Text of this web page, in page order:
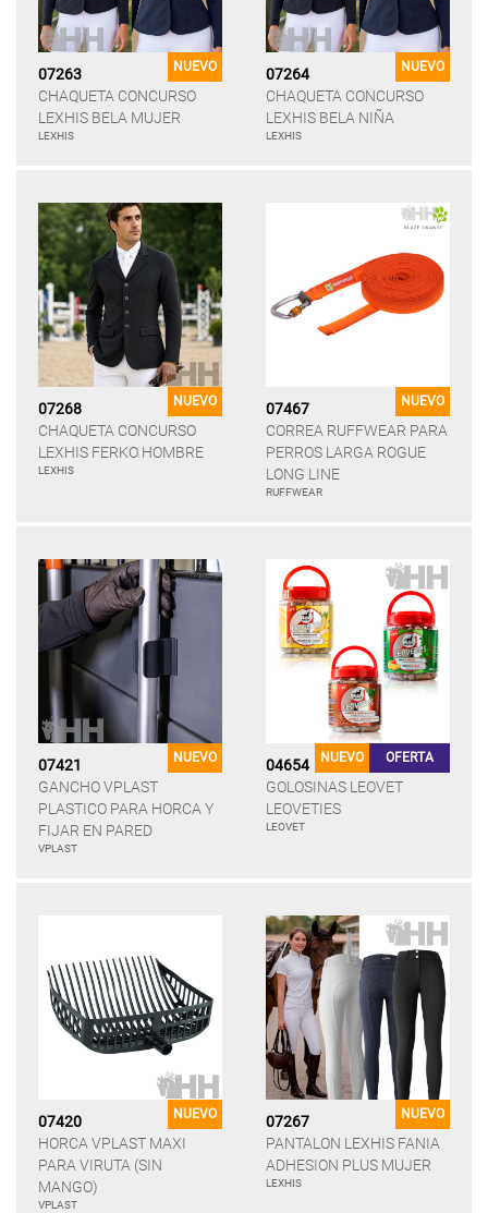
07263 NUEVO
CHAQUETA CONCURSO
LEXHIS BELA MUJER
LEXHIS
07264 NUEVO
CHAQUETA CONCURSO
LEXHIS BELA NIÑA
LEXHIS
07268 NUEVO
CHAQUETA CONCURSO
LEXHIS FERKO HOMBRE
LEXHIS
07467 NUEVO
CORREA RUFFWEAR PARA
PERROS LARGA ROGUE
LONG LINE
RUFFWEAR
07421 NUEVO
GANCHO VPLAST
PLASTICO PARA HORCA Y
FIJAR EN PARED
VPLAST
04654 OFERTA
NUEVO
GOLOSINAS LEOVET
LEOVETIES
LEOVET
07420 NUEVO
HORCA VPLAST MAXI
PARA VIRUTA (SIN
MANGO)
VPLAST
07267 NUEVO
PANTALON LEXHIS FANIA
ADHESION PLUS MUJER
LEXHIS